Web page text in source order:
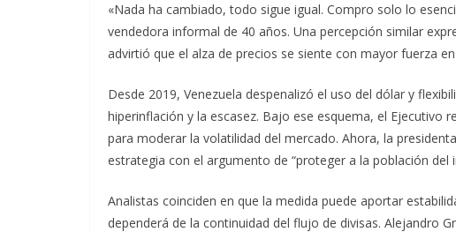
«Nada ha cambiado, todo sigue igual. Compro solo lo
vendedora informal de 40 años. Una percepción similar
advirtió que el alza de precios se siente con mayor fuerza
Desde 2019, Venezuela despenalizó el uso del dólar y
hiperinflación y la escasez. Bajo ese esquema, el Ejecutivo
para moderar la volatilidad del mercado. Ahora, la
estrategia con el argumento de “proteger a la población del
Analistas coinciden en que la medida puede aportar
dependerá de la continuidad del flujo de divisas. Alejandro